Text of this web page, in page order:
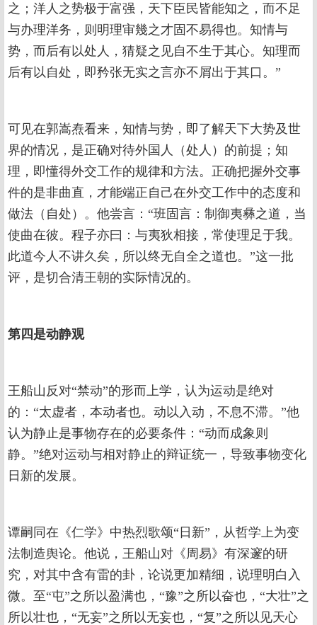
之；洋人之势极于富强，天下臣民皆能知之，而不足
与办理洋务，则明理审幾之才固不易得也。知情与
势，而后有以处人，猜疑之见自不生于其心。知理而
后有以自处，即矜张无实之言亦不屑出于其口。”
可见在郭嵩焘看来，知情与势，即了解天下大势及世
界的情况，是正确对待外国人（处人）的前提；知
理，即懂得外交工作的规律和方法。正确把握外交事
件的是非曲直，才能端正自己在外交工作中的态度和
做法（自处）。他尝言：“班固言：制御夷彝之道，当
使曲在彼。程子亦曰：与夷狄相接，常使理足于我。
此道今人不讲久矣，所以终无自全之道也。”这一批
评，是切合清王朝的实际情况的。
第四是动静观
王船山反对“禁动”的形而上学，认为运动是绝对
的：“太虚者，本动者也。动以入动，不息不滞。”他
认为静止是事物存在的必要条件：“动而成象则
静。”绝对运动与相对静止的辩证统一，导致事物变化
日新的发展。
谭嗣同在《仁学》中热烈歌颂“日新”，从哲学上为变
法制造舆论。他说，王船山对《周易》有深邃的研
究，对其中含有雷的卦，论说更加精细，说理明白入
微。至“屯”之所以盈满也，“豫”之所以奋也，“大壮”之
所以壮也，“无妄”之所以无妄也，“复”之所以见天心